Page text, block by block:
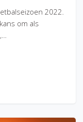
2022.
om als